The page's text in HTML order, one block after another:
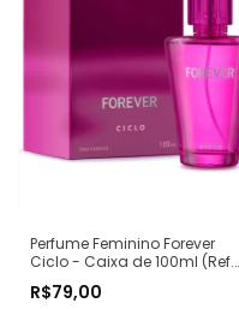
Perfume Feminino Forever
Ciclo - Caixa de 100ml (Ref.
Spears)
R$79,00